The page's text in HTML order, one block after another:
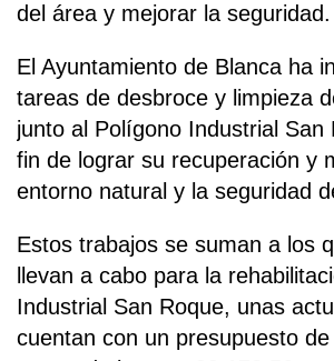
del área y mejorar la seguridad.
El Ayuntamiento de Blanca ha
tareas de desbroce y limpieza
junto al Polígono Industrial San
fin de lograr su recuperación y
entorno natural y la seguridad
Estos trabajos se suman a los
llevan a cabo para la
Industrial San Roque, unas
cuentan con un presupuesto